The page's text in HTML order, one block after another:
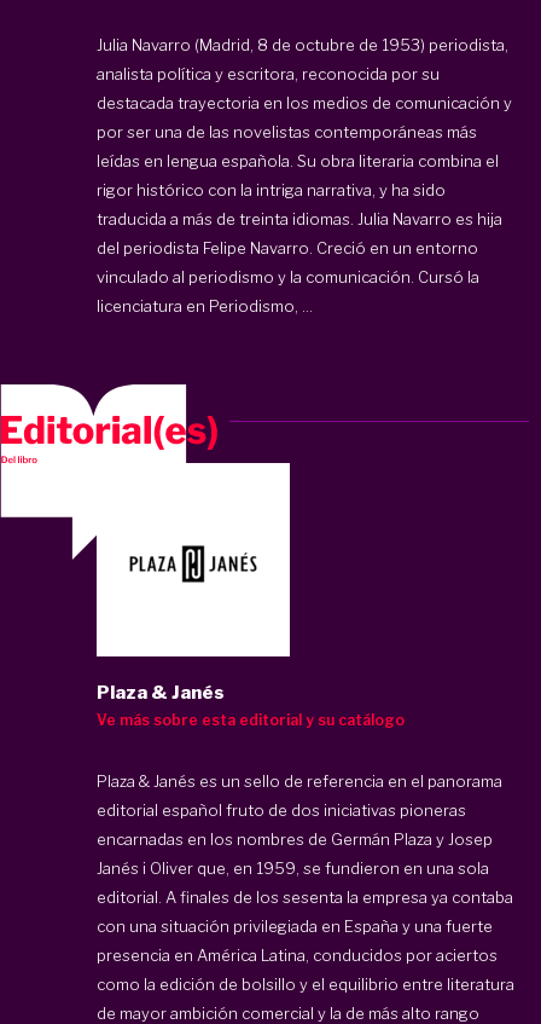
Julia Navarro (Madrid, 8 de octubre de 1953) periodista,
analista política y escritora, reconocida por su
destacada trayectoria en los medios de comunicación y
por ser una de las novelistas contemporáneas más
leídas en lengua española. Su obra literaria combina el
rigor histórico con la intriga narrativa, y ha sido
traducida a más de treinta idiomas. Julia Navarro es hija
del periodista Felipe Navarro. Creció en un entorno
vinculado al periodismo y la comunicación. Cursó la
licenciatura en Periodismo, ...
Plaza & Janés
Ve más sobre esta editorial y su catálogo
Plaza & Janés es un sello de referencia en el panorama
editorial español fruto de dos iniciativas pioneras
encarnadas en los nombres de Germán Plaza y Josep
Janés i Oliver que, en 1959, se fundieron en una sola
editorial. A finales de los sesenta la empresa ya contaba
con una situación privilegiada en España y una fuerte
presencia en América Latina, conducidos por aciertos
como la edición de bolsillo y el equilibrio entre literatura
de mayor ambición comercial y la de más alto rango